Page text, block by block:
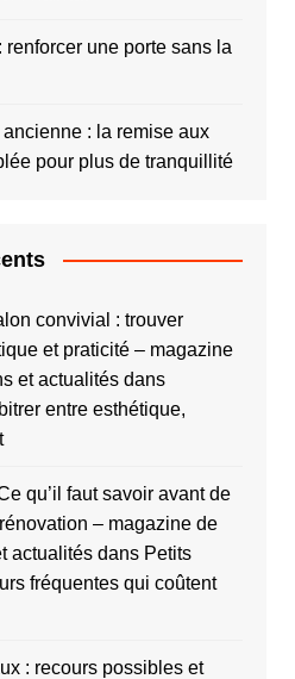
une porte sans la
: la remise aux
pour plus de tranquillité
convivial : trouver
et praticité – magazine
et actualitésdans
entre esthétique,
qu’il faut savoir avant de
– magazine de
actualitésdans Petits
fréquentes qui coûtent
: recours possibles et